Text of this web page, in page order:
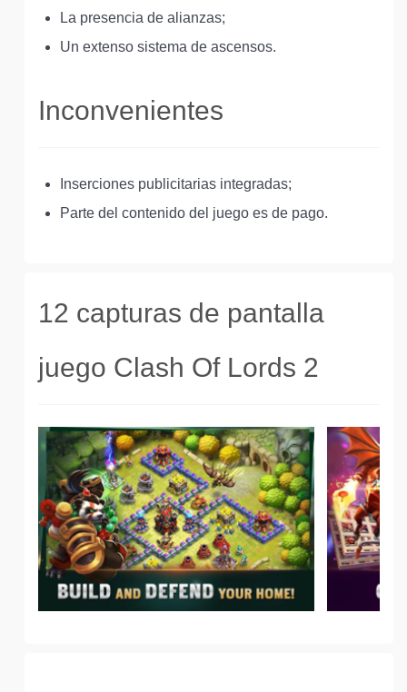
La presencia de alianzas;
Un extenso sistema de ascensos.
Inconvenientes
Inserciones publicitarias integradas;
Parte del contenido del juego es de pago.
12 capturas de pantalla
juego Clash Of Lords 2